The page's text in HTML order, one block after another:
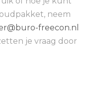
neem
freecon.nl
je vraag door